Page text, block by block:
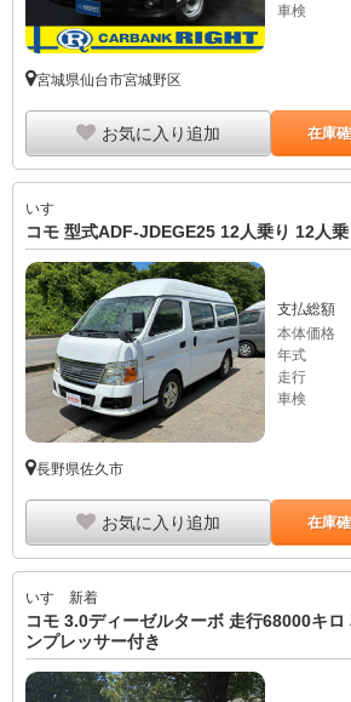
車検
宮城県仙台市宮城野区
お気に入り追加 在庫
いすゞ
コモ 型式ADF-JDEGE25 12人乗り 12人
支払総額
本体価格
年式
走行
車検
長野県佐久市
お気に入り追加 在庫
いすゞ 新着
コモ 3.0ディーゼルターボ 走行68000キロ
ンプレッサー付き